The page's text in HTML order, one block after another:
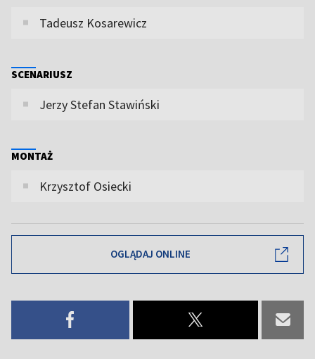
Tadeusz Kosarewicz
SCENARIUSZ
Jerzy Stefan Stawiński
MONTAŻ
Krzysztof Osiecki
OGLĄDAJ ONLINE